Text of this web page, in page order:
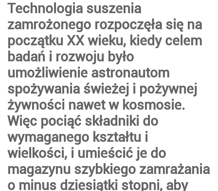
Technologia suszenia
zamrożonego rozpoczęła się na
początku XX wieku, kiedy celem
badań i rozwoju było
umożliwienie astronautom
spożywania świeżej i pożywnej
żywności nawet w kosmosie.
Więc pociąć składniki do
wymaganego kształtu i
wielkości, i umieścić je do
magazynu szybkiego zamrażania
o minus dziesiątki stopni, aby